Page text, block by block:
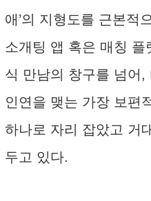
애’의 지형도를 근본적
소개팅 앱 혹은 매칭 플
식 만남의 창구를 넘어
인연을 맺는 가장 보편
하나로 자리 잡았고 거
두고 있다.